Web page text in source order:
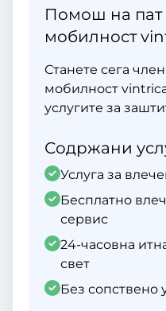
Помош на пат
мобилност
Станете сега
мобилност
услугите за
Содржани
Услуга за
Бесплатно
сервис
24-часовна
свет
Без сопствено